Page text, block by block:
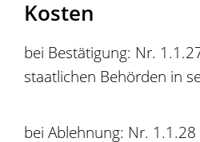
Kosten
bei Bestätigung: Nr.
staatlichen Behörden in
bei Ablehnung: Nr.